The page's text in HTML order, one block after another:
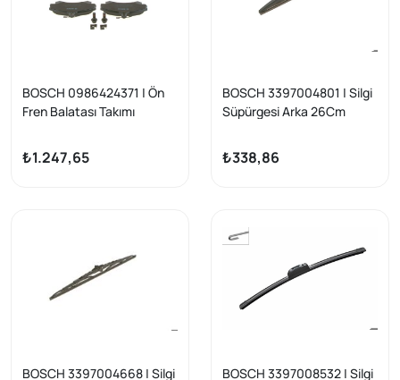
BOSCH 0986424371 | Ön
Fren Balatası Takımı
1.8) ve Mitsubishi Colt
(2004+)
₺1.247,65
BOSCH 3397004801 | Silgi
Süpürgesi Arka 26Cm
Scenic uyumlu
₺338,86
BOSCH 3397004668 | Silgi
BOSCH 3397008532 | Silgi